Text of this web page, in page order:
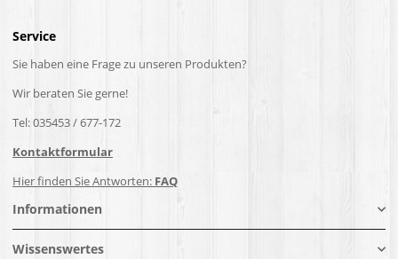
Service
Sie haben eine Frage zu unseren Produkten?
Wir beraten Sie gerne!
Tel: 035453 / 677-172
Kontaktformular
Hier finden Sie Antworten: FAQ
Informationen
Wissenswertes